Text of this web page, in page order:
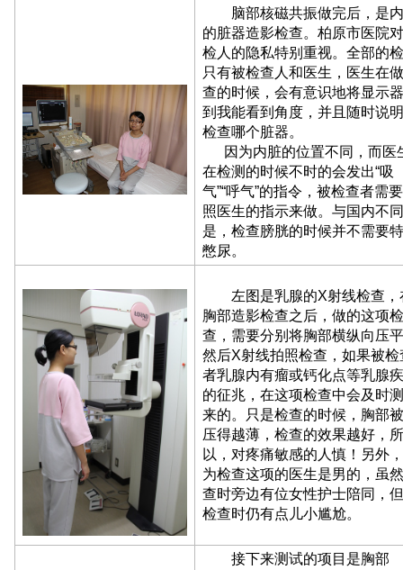
脑部核磁共振做完后，是
的脏器造影检查。柏原市医院
检人的隐私特别重视。全部的
只有被检查人和医生，医生在
查的时候，会有意识地将显示
到我能看到角度，并且随时说
检查哪个脏器。
因为内脏的位置不同，而医
在检测的时候不时的会发出“吸
气”“呼气”的指令，被检查者需
照医生的指示来做。与国内不
是，检查膀胱的时候并不需要
憋尿。
左图是乳腺的X射线检查，
胸部造影检查之后，做的这项检
查，需要分别将胸部横纵向压
然后X射线拍照检查，如果被检
者乳腺内有瘤或钙化点等乳腺
的征兆，在这项检查中会及时
来的。只是检查的时候，胸部
压得越薄，检查的效果越好，所
以，对疼痛敏感的人慎！另外
为检查这项的医生是男的，虽
查时旁边有位女性护士陪同，
检查时仍有点儿小尴尬。
接下来测试的项目是胸部